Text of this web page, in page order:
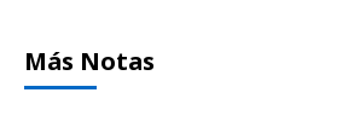
Más Notas